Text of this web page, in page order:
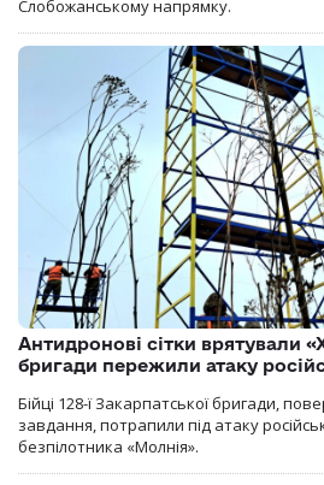
Слобожанському напрямку.
Антидронові сітки врятували
бригади пережили атаку
Бійці 128-ї Закарпатської бригади,
завдання, потрапили під атаку
безпілотника «Молнія».